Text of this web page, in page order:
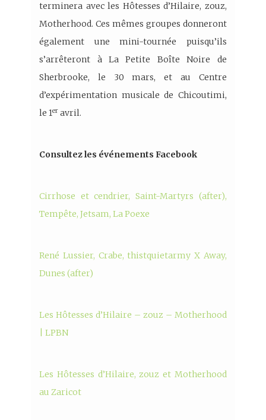
terminera avec les Hôtesses d’Hilaire, zouz,
Motherhood. Ces mêmes groupes donneront
également une mini-tournée puisqu’ils
s’arrêteront à La Petite Boîte Noire de
Sherbrooke, le 30 mars, et au Centre
d’expérimentation musicale de Chicoutimi,
le 1er avril.
Consultez les événements Facebook
Cirrhose et cendrier, Saint-Martyrs (after),
Tempête, Jetsam, La Poexe
René Lussier, Crabe, thistquietarmy X Away,
Dunes (after)
Les Hôtesses d’Hilaire – zouz – Motherhood
| LPBN
Les Hôtesses d’Hilaire, zouz et Motherhood
au Zaricot